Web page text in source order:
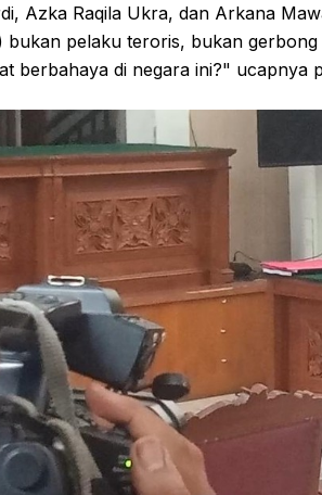
Azka Raqila Ukra, dan Arkana
bukan pelaku teroris, bukan
berbahaya di negara ini?" ucapnya